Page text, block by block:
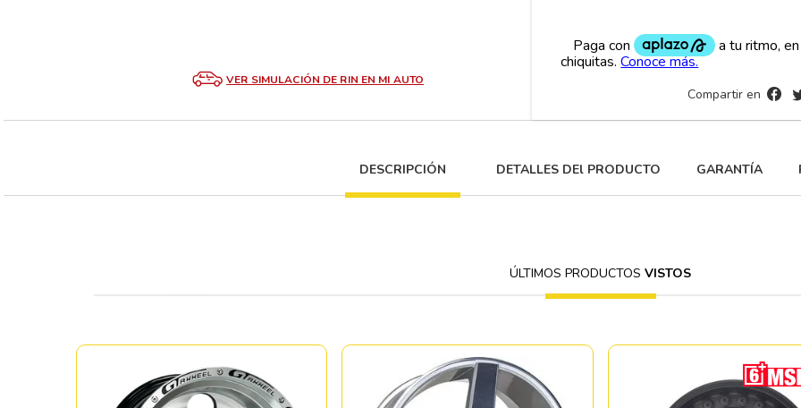
VER SIMULACIÓN DE RIN EN MI AUTO
Compartir en
DESCRIPCIÓN DETALLES DEl PRODUCTO GARANTÍA
ÚLTIMOS PRODUCTOSVISTOS